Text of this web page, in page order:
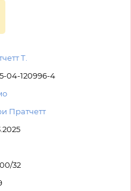
Т.
04-120996-4
Пратчетт
32